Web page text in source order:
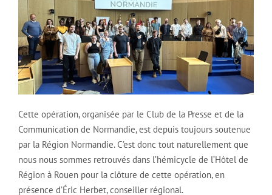
Cette opération, organisée par le Club de la Presse et de la
Communication de Normandie, est depuis toujours soutenue
par la Région Normandie. C’est donc tout naturellement que
nous nous sommes retrouvés dans l’hémicycle de l’Hôtel de
Région à Rouen pour la clôture de cette opération, en
présence d’Éric Herbet, conseiller régional.